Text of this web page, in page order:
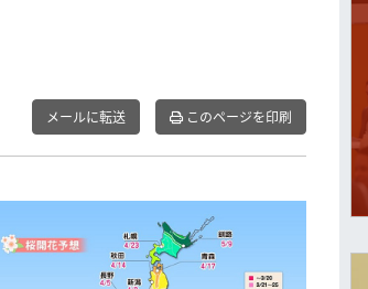
メールに転送 このページを印刷